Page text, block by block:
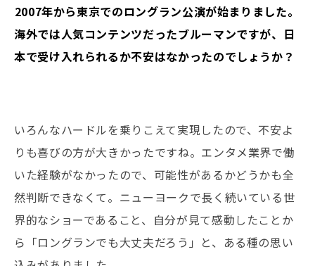
――2007年から東京でのロングラン公演が始まりました。
海外では人気コンテンツだったブルーマンですが、日
本で受け入れられるか不安はなかったのでしょうか？
いろんなハードルを乗りこえて実現したので、不安よ
りも喜びの方が大きかったですね。エンタメ業界で働
いた経験がなかったので、可能性があるかどうかも全
然判断できなくて。ニューヨークで長く続いている世
界的なショーであること、自分が見て感動したことか
ら「ロングランでも大丈夫だろう」と、ある種の思い